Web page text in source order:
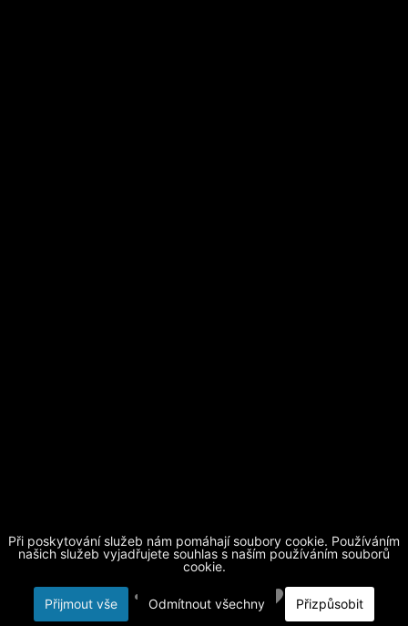
Při poskytování služeb nám pomáhají soubory cookie. Používáním
našich služeb vyjadřujete souhlas s naším používáním souborů
cookie.
Přijmout vše Odmítnout všechny Přizpůsobit